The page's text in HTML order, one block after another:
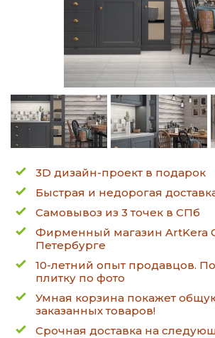
3D дизайн-проект в подарок
Быстрая и недорогая
Самовывоз из 3 точек в СПб
Фирменный магазин ArtKera
Петербурге
10-летний опыт продавцов.
плитку по фото
Умная корзина покажет
заказанных товаров!
Срочная доставка на